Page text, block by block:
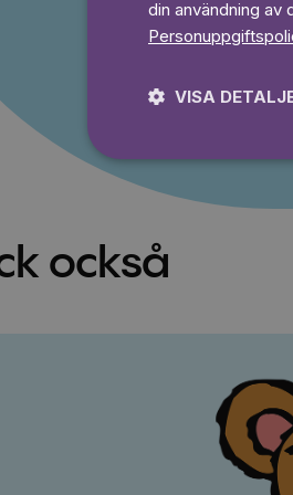
också
din användning av
VISA